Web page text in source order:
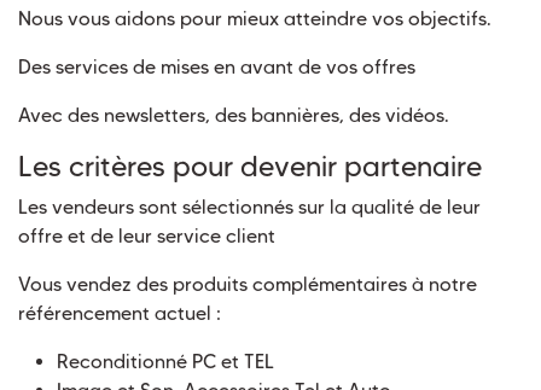
Nous vous aidons pour mieux atteindre vos objectifs.
Des services de mises en avant de vos offres
Avec des newsletters, des bannières, des vidéos.
Les critères pour devenir partenaire
Les vendeurs sont sélectionnés sur la qualité de leur
offre et de leur service client
Vous vendez des produits complémentaires à notre
référencement actuel :
Reconditionné PC et TEL